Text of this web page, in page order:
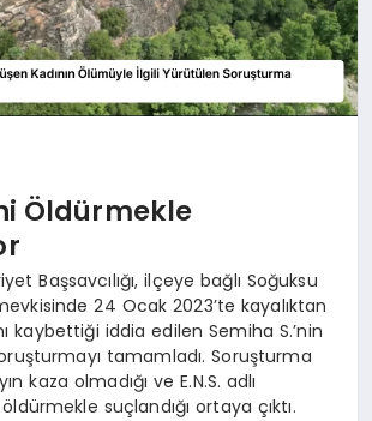
Öldürmekle
Başsavcılığı, ilçeye bağlı Soğuksu
24 Ocak 2023’te kayalıktan
kaybettiği iddia edilen Semiha S.’nin
tamamladı. Soruşturma
kaza olmadığı ve E.N.S. adlı
suçlandığı ortaya çıktı.